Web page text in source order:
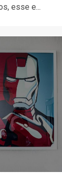
esse e...